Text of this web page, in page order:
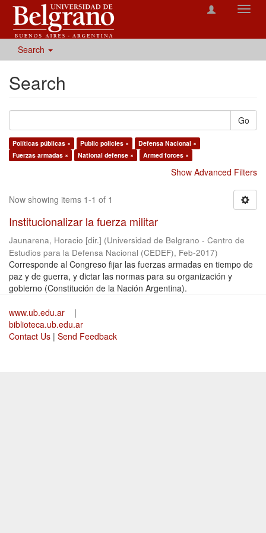
Search
Search
Go
Políticas públicas × Public policies ×
Defensa Nacional ×
Fuerzas armadas ×
National defense × Armed forces ×
Show Advanced Filters
Now showing items 1-1 of 1
Institucionalizar la fuerza militar
Jaunarena, Horacio [dir.] (Universidad de Belgrano - Centro de
Estudios para la Defensa Nacional (CEDEF), Feb-2017)
Corresponde al Congreso fijar las fuerzas armadas en tiempo de
paz y de guerra, y dictar las normas para su organización y
gobierno (Constitución de la Nación Argentina).
www.ub.edu.ar
|
biblioteca.ub.edu.ar
Contact Us | Send Feedback